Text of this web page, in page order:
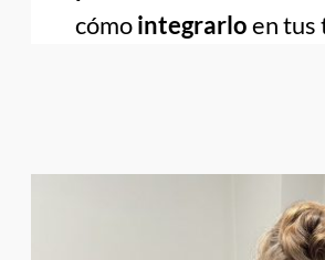
cómo integrarlo en tus